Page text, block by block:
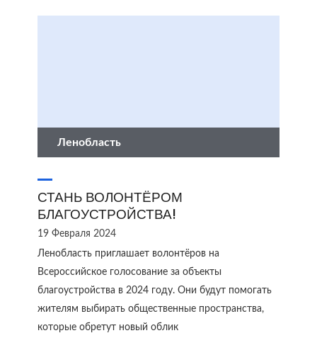
Ленобласть
СТАНЬ ВОЛОНТЁРОМ
БЛАГОУСТРОЙСТВА!
19 Февраля 2024
Ленобласть приглашает волонтёров на
Всероссийское голосование за объекты
благоустройства в 2024 году. Они будут помогать
жителям выбирать общественные пространства,
которые обретут новый облик